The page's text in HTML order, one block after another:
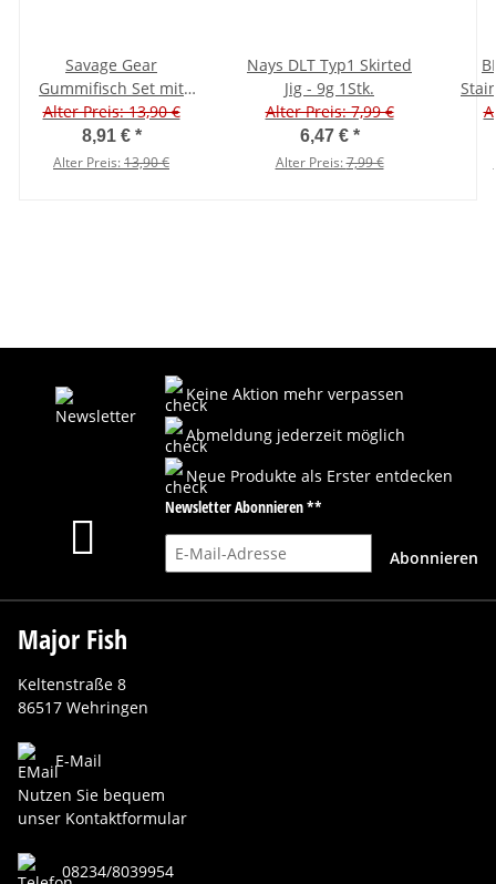
Savage Gear
Gummifisch Set mit
Jigkopf 10.5 cm 4 Stück
Fat Minnow
Alter Preis: 13,90 €
8,91 € *
Alter Preis:13,90 €
Nays DLT Typ1 Skirted
Jig - 9g 1Stk.
Alter Preis: 7,99 €
6,47 € *
Alter Preis:7,99 €
Keine Aktion mehr verpassen
Abmeldung jederzeit möglich
Neue Produkte als Erster entdecken
Newsletter Abonnieren **
E-Mail-Adresse
Abonnieren
Major Fish
Keltenstraße 8
86517 Wehringen
E-Mail
Nutzen Sie bequem
unser Kontaktformular
08234/8039954